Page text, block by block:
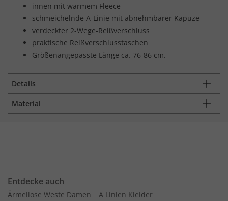
innen mit warmem Fleece
schmeichelnde A-Linie mit abnehmbarer Kapuze
verdeckter 2-Wege-Reißverschluss
praktische Reißverschlusstaschen
Größenangepasste Länge ca. 76-86 cm.
Details
Material
Entdecke auch
Ärmellose Weste Damen
A Linien Kleider